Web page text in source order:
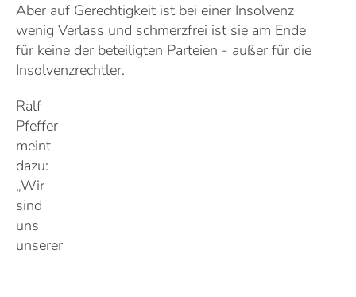
Aber auf Gerechtigkeit ist bei einer Insolvenz
wenig Verlass und schmerzfrei ist sie am Ende
für keine der beteiligten Parteien - außer für die
Insolvenzrechtler.
Ralf
Pfeffer
meint
dazu:
„Wir
sind
uns
unserer